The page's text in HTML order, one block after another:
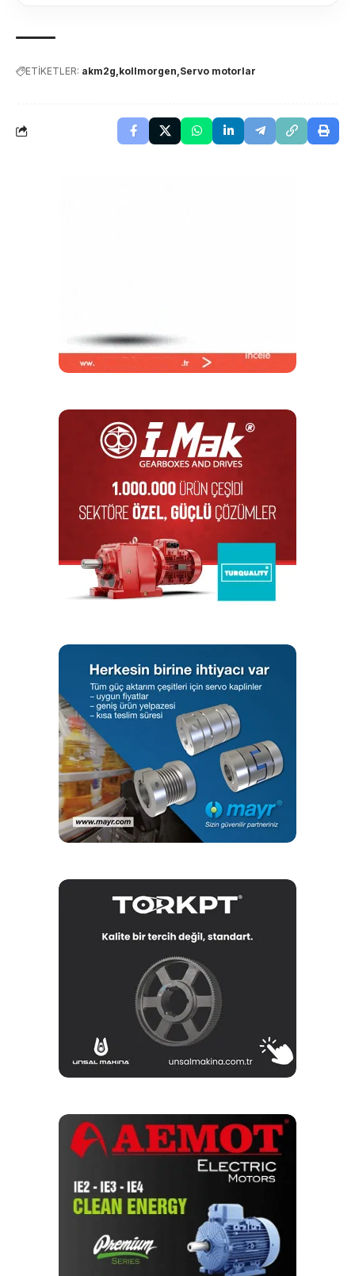
ETİKETLER: akm2g kollmorgen Servo motorlar